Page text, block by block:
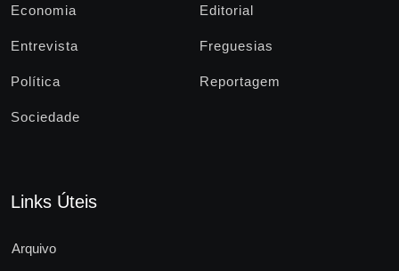
Economia Editorial
Entrevista Freguesias
Política Reportagem
Sociedade
Links Úteis
Arquivo